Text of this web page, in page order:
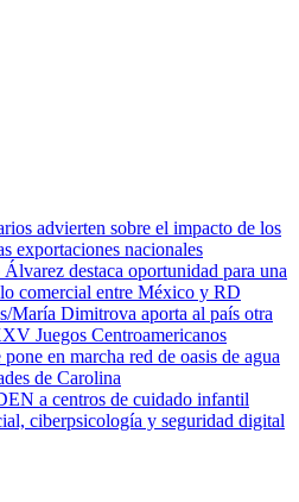
advierten sobre el impacto de los
exportaciones nacionales
destaca oportunidad para una
comercial entre México y RD
María Dimitrova aporta al país otra
Juegos Centroamericanos
en marcha red de oasis de agua
de Carolina
a centros de cuidado infantil
ciberpsicología y seguridad digital